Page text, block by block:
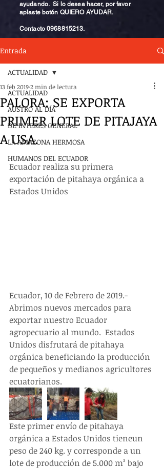
ayudando. Si lo desea hacer, por favor
aplaste botón QUIERO AYUDAR.
Contacto0968815213.
Entrada
ACTUALIDAD
AUSTRO AL DÍA
DE INTERÉS GENERAL
LA AMAZONA HERMOSA
HUMANOS DEL ECUADOR
ACTUALIDAD
PALORA: SE EXPORTA
PRIMER LOTE DE PITAJAYA
A USA.
13 feb 20192 min de lectura
Ecuador realiza su primera
exportación de pitahaya orgánica a
Estados Unidos
Ecuador, 10 de Febrero de 2019.-
Abrimos nuevos mercados para
exportar nuestro Ecuador
agropecuario al mundo.  Estados
Unidos disfrutará de pitahaya
orgánica beneficiando la producción
de pequeños y medianos agricultores
ecuatorianos.
Este primer envío de pitahaya
orgánica a Estados Unidos tieneun
peso de 240 kg. y corresponde a un
lote de producción de 5.000 m² bajo